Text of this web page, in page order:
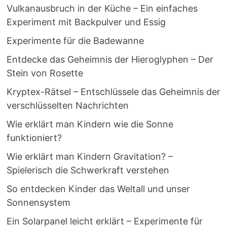
Vulkanausbruch in der Küche – Ein einfaches
Experiment mit Backpulver und Essig
Experimente für die Badewanne
Entdecke das Geheimnis der Hieroglyphen – Der
Stein von Rosette
Kryptex-Rätsel – Entschlüssele das Geheimnis der
verschlüsselten Nachrichten
Wie erklärt man Kindern wie die Sonne
funktioniert?
Wie erklärt man Kindern Gravitation? –
Spielerisch die Schwerkraft verstehen
So entdecken Kinder das Weltall und unser
Sonnensystem
Ein Solarpanel leicht erklärt – Experimente für